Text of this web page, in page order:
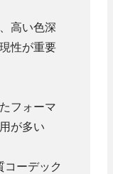
高い色深
性が重要
フォーマ
が多い
コーデック